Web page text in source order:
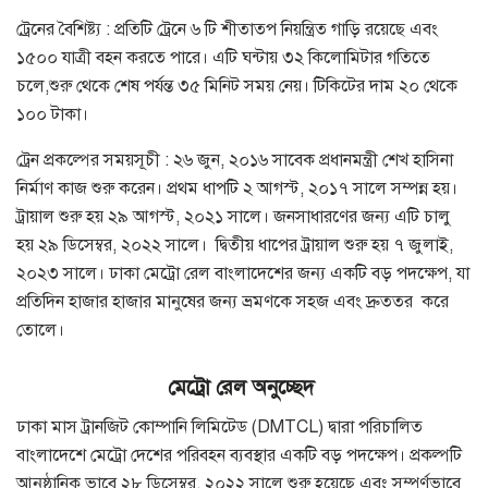
ট্রেনের বৈশিষ্ট্য : প্রতিটি ট্রেনে ৬ টি শীতাতপ নিয়ন্ত্রিত গাড়ি রয়েছে এবং
১৫০০ যাত্রী বহন করতে পারে। এটি ঘন্টায় ৩২ কিলোমিটার গতিতে
চলে,শুরু থেকে শেষ পর্যন্ত ৩৫ মিনিট সময় নেয়। টিকিটের দাম ২০ থেকে
১০০ টাকা।
ট্রেন প্রকল্পের সময়সূচী : ২৬ জুন, ২০১৬ সাবেক প্রধানমন্ত্রী শেখ হাসিনা
নির্মাণ কাজ শুরু করেন। প্রথম ধাপটি ২ আগস্ট, ২০১৭ সালে সম্পন্ন হয়।
ট্রায়াল শুরু হয় ২৯ আগস্ট, ২০২১ সালে। জনসাধারণের জন্য এটি চালু
হয় ২৯ ডিসেম্বর, ২০২২ সালে। দ্বিতীয় ধাপের ট্রায়াল শুরু হয় ৭ জুলাই,
২০২৩ সালে।ঢাকা মেট্রো রেল বাংলাদেশের জন্য একটি বড় পদক্ষেপ, যা
প্রতিদিন হাজার হাজার মানুষের জন্য ভ্রমণকে সহজ এবং দ্রুততর করে
তোলে।
মেট্রো রেল অনুচ্ছেদ
ঢাকা মাস ট্রানজিট কোম্পানি লিমিটেড (DMTCL) দ্বারা পরিচালিত
বাংলাদেশে মেট্রো দেশের পরিবহন ব্যবস্থার একটি বড় পদক্ষেপ। প্রকল্পটি